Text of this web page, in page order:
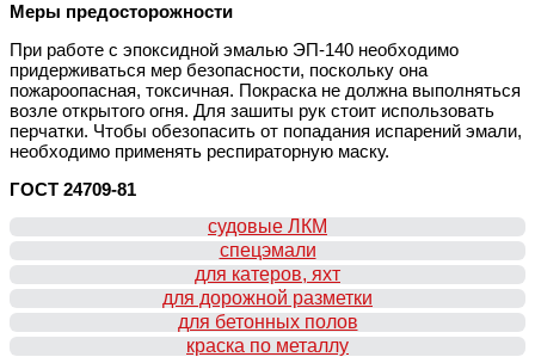
Меры предосторожности
При работе с эпоксидной эмалью ЭП-140 необходимо
придерживаться мер безопасности, поскольку она
пожароопасная, токсичная. Покраска не должна выполняться
возле открытого огня. Для зашиты рук стоит использовать
перчатки. Чтобы обезопасить от попадания испарений эмали,
необходимо применять респираторную маску.
ГОСТ 24709-81
судовые ЛКМ
спецэмали
для катеров, яхт
для дорожной разметки
для бетонных полов
краска по металлу